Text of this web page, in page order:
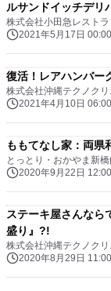
ルサンドイッチデリ
株式会社小田急レスト
2021年5月17日 00:00
復活！レアハンバー
株式会社沖縄テクノクリ
2021年4月10日 06:00
ももてなし家：両県
とっとり・おかやま新
2020年9月22日 12:00
ステーキ屋さん
盛り』?!
株式会社沖縄テクノクリ
2020年8月29日 11:00